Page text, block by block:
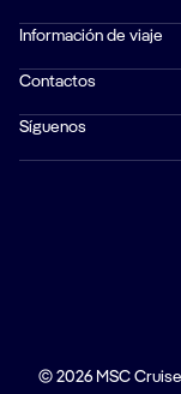
Información de viaje
Contactos
Síguenos
© 2026 MSC